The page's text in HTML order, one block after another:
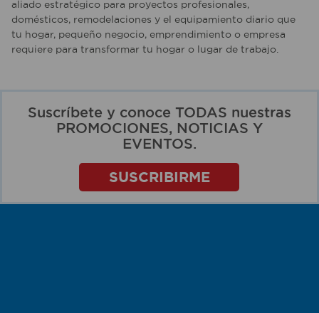
aliado estratégico para proyectos profesionales,
domésticos, remodelaciones y el equipamiento diario que
tu hogar, pequeño negocio, emprendimiento o empresa
requiere para transformar tu hogar o lugar de trabajo.
Suscríbete y conoce TODAS nuestras
PROMOCIONES, NOTICIAS Y
EVENTOS.
SUSCRIBIRME